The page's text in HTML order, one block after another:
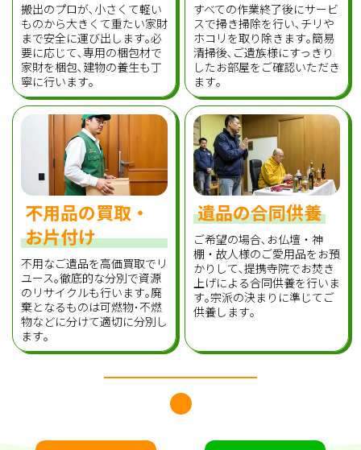
搬出のプロが､小さくて軽い
ものから大きくて重たい家財
まで安全に運び出します｡必
要に応じて､専用の梱包材で
家財を梱包､建物の養生も丁
寧に行います｡
すべての作業終了後にサービ
スで掃き掃除を行い､チリや
ホコリを取り除きます｡簡易
清掃後､ご遺族様にすっきり
したお部屋をご確認いただき
ます｡
不用品の買取・
お片付け
不用なご遺品を高価買取でリ
ユース｡徹底的な分別で資源
のリサイクルも行います｡廃
棄となるものは可燃物･不燃
物などに分けて適切に分別し
ます｡
遺品の合同供養
ご希望の場合､お仏壇・神
棚・故人様のご愛用品をお預
かりして､提携寺院でお焚き
上げによる合同供養を行いま
す｡宗派の決まりに準じてご
供養します｡